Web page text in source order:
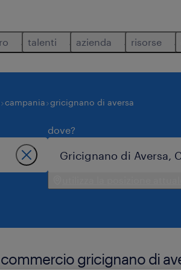
talenti azienda risorse
campania gricignano di aversa
dove?
gricignano di